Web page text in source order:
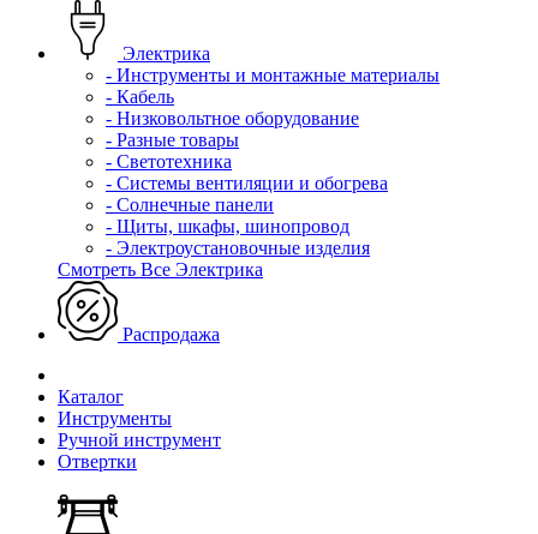
Электрика
- Инструменты и монтажные материалы
- Кабель
- Низковольтное оборудование
- Разные товары
- Светотехника
- Системы вентиляции и обогрева
- Солнечные панели
- Щиты, шкафы, шинопровод
- Электроустановочные изделия
Смотреть Все Электрика
Распродажа
Каталог
Инструменты
Ручной инструмент
Отвертки